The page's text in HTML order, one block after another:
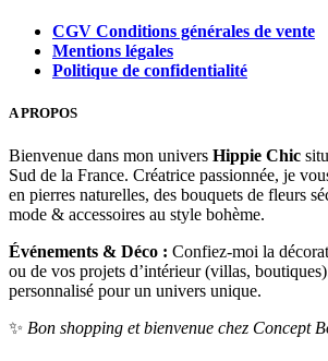
CGV Conditions générales de vente
Mentions légales
Politique de confidentialité
A PROPOS
Bienvenue dans mon univers Hippie Chic
Sud de la France. Créatrice passionnée, je
en pierres naturelles, des bouquets de fleurs
mode & accessoires au style bohème.
Événements & Déco : Confiez-moi la
ou de vos projets d’intérieur (villas,
personnalisé pour un univers unique.
✨ Bon shopping et bienvenue chez Concept